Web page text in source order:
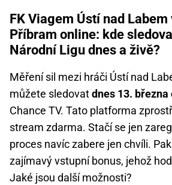
FK Viagem Ústí nad Labem
Příbram online: kde
Národní Ligu dnes a živě?
Měření sil mezi hráči Ústí nad
můžete sledovatdnes 13. března
Chance TV. Tato platforma
stream zdarma. Stačí se jen
proces navíc zabere jen chvíli.
zajímavý vstupní bonus, jehož
Jaké jsou další možnosti?